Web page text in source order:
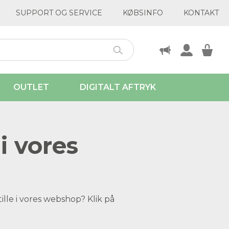
SUPPORT OG SERVICE KØBSINFO KONTAKT
OUTLET DIGITALT AFTRYK
vores
i vores webshop? Klik på